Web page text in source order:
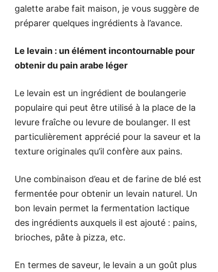
galette arabe fait maison, je vous suggère de
préparer quelques ingrédients à l’avance.
Le levain : un élément incontournable pour
obtenir du pain arabe léger
Le levain est un ingrédient de boulangerie
populaire qui peut être utilisé à la place de la
levure fraîche ou levure de boulanger. Il est
particulièrement apprécié pour la saveur et la
texture originales qu’il confère aux pains.
Une combinaison d’eau et de farine de blé est
fermentée pour obtenir un levain naturel. Un
bon levain permet la fermentation lactique
des ingrédients auxquels il est ajouté : pains,
brioches, pâte à pizza, etc.
En termes de saveur, le levain a un goût plus